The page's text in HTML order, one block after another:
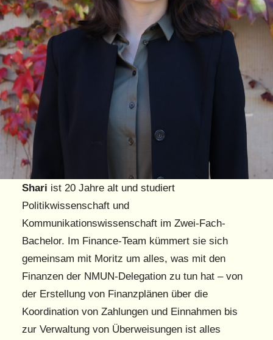
Shari ist 20 Jahre alt und studiert
Politikwissenschaft und
Kommunikationswissenschaft im Zwei-Fach-
Bachelor. Im Finance-Team kümmert sie sich
gemeinsam mit Moritz um alles, was mit den
Finanzen der NMUN-Delegation zu tun hat – von
der Erstellung von Finanzplänen über die
Koordination von Zahlungen und Einnahmen bis
zur Verwaltung von Überweisungen ist alles